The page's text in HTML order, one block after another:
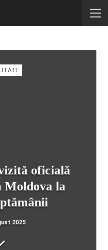
oficială
Moldova la
2025